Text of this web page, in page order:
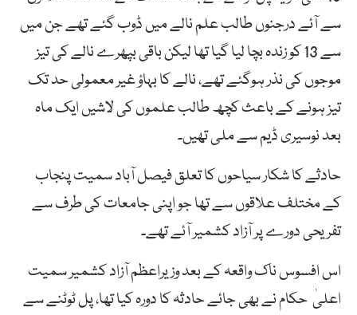
سے آئے درجنوں طالب علم نالے میں ڈوب گئے تھے جن میں
سے 13 کو زندہ بچا لیا گیا تھا لیکن باقی بپھرے نالے کی تیز
موجوں کی نذر ہوگئے تھے، نالے کا بہاؤ غیر معمولی حد تک
تیز ہونے کے باعث کچھ طالب علموں کی لاشیں ایک ماہ
بعد نوسیری ڈیم سے ملی تھیں۔
حادثے کا شکار سیاحوں کا تعلق فیصل آباد سمیت پنجاب
کے مختلف علاقوں سے تھا جو اپنی جامعات کی طرف سے
تفریحی دورے پر آزاد کشمیر آئے تھے۔
اس افسوس ناک واقعہ کے بعد وزیراعظم آزاد کشمیر سمیت
اعلیٰ حکام نے بھی جائے حادثہ کا دورہ کیا تھا، پل ٹوٹنے سے